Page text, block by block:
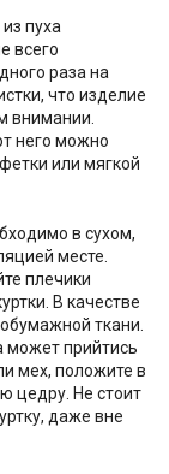
пуха
всего
раза на
что изделие
внимании.
него можно
или мягкой
в сухом,
месте.
плечики
В качестве
ткани.
может прийтись
мех, положите в
цедру. Не стоит
даже вне